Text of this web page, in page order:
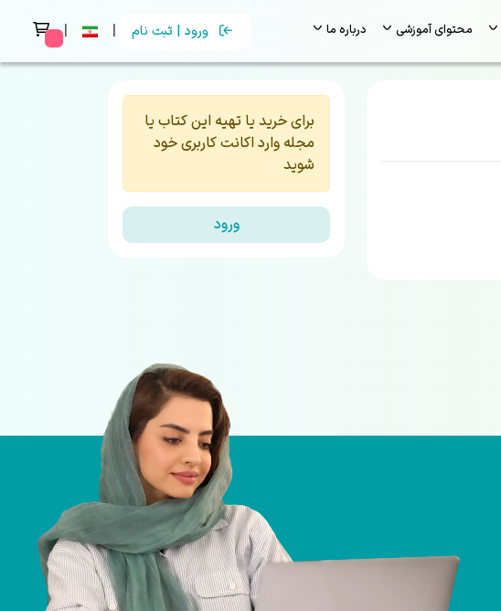
محتوای آموزشی درباره ما ورود | ثبت نام |
|
برای خرید یا تهیه این کتاب یا
مجله وارد اکانت کاربری خود
شوید
ورود